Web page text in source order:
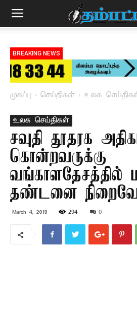
BREAKING NEWS
முகப்பு செய்திகள் உலக
உலக செய்திகள்
சவுதி தூதரக
கொன்றவருக்கு
வங்காளதேசத்தில்
தண்டனை
March 4, 2019 294 0